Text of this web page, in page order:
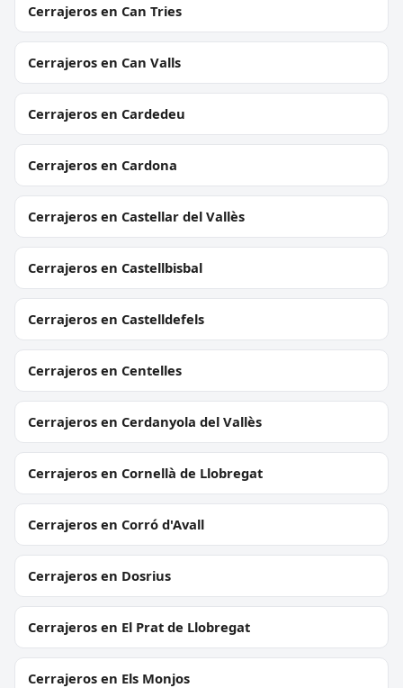
Cerrajeros en Can Tries
Cerrajeros en Can Valls
Cerrajeros en Cardedeu
Cerrajeros en Cardona
Cerrajeros en Castellar del Vallès
Cerrajeros en Castellbisbal
Cerrajeros en Castelldefels
Cerrajeros en Centelles
Cerrajeros en Cerdanyola del Vallès
Cerrajeros en Cornellà de Llobregat
Cerrajeros en Corró d'Avall
Cerrajeros en Dosrius
Cerrajeros en El Prat de Llobregat
Cerrajeros en Els Monjos